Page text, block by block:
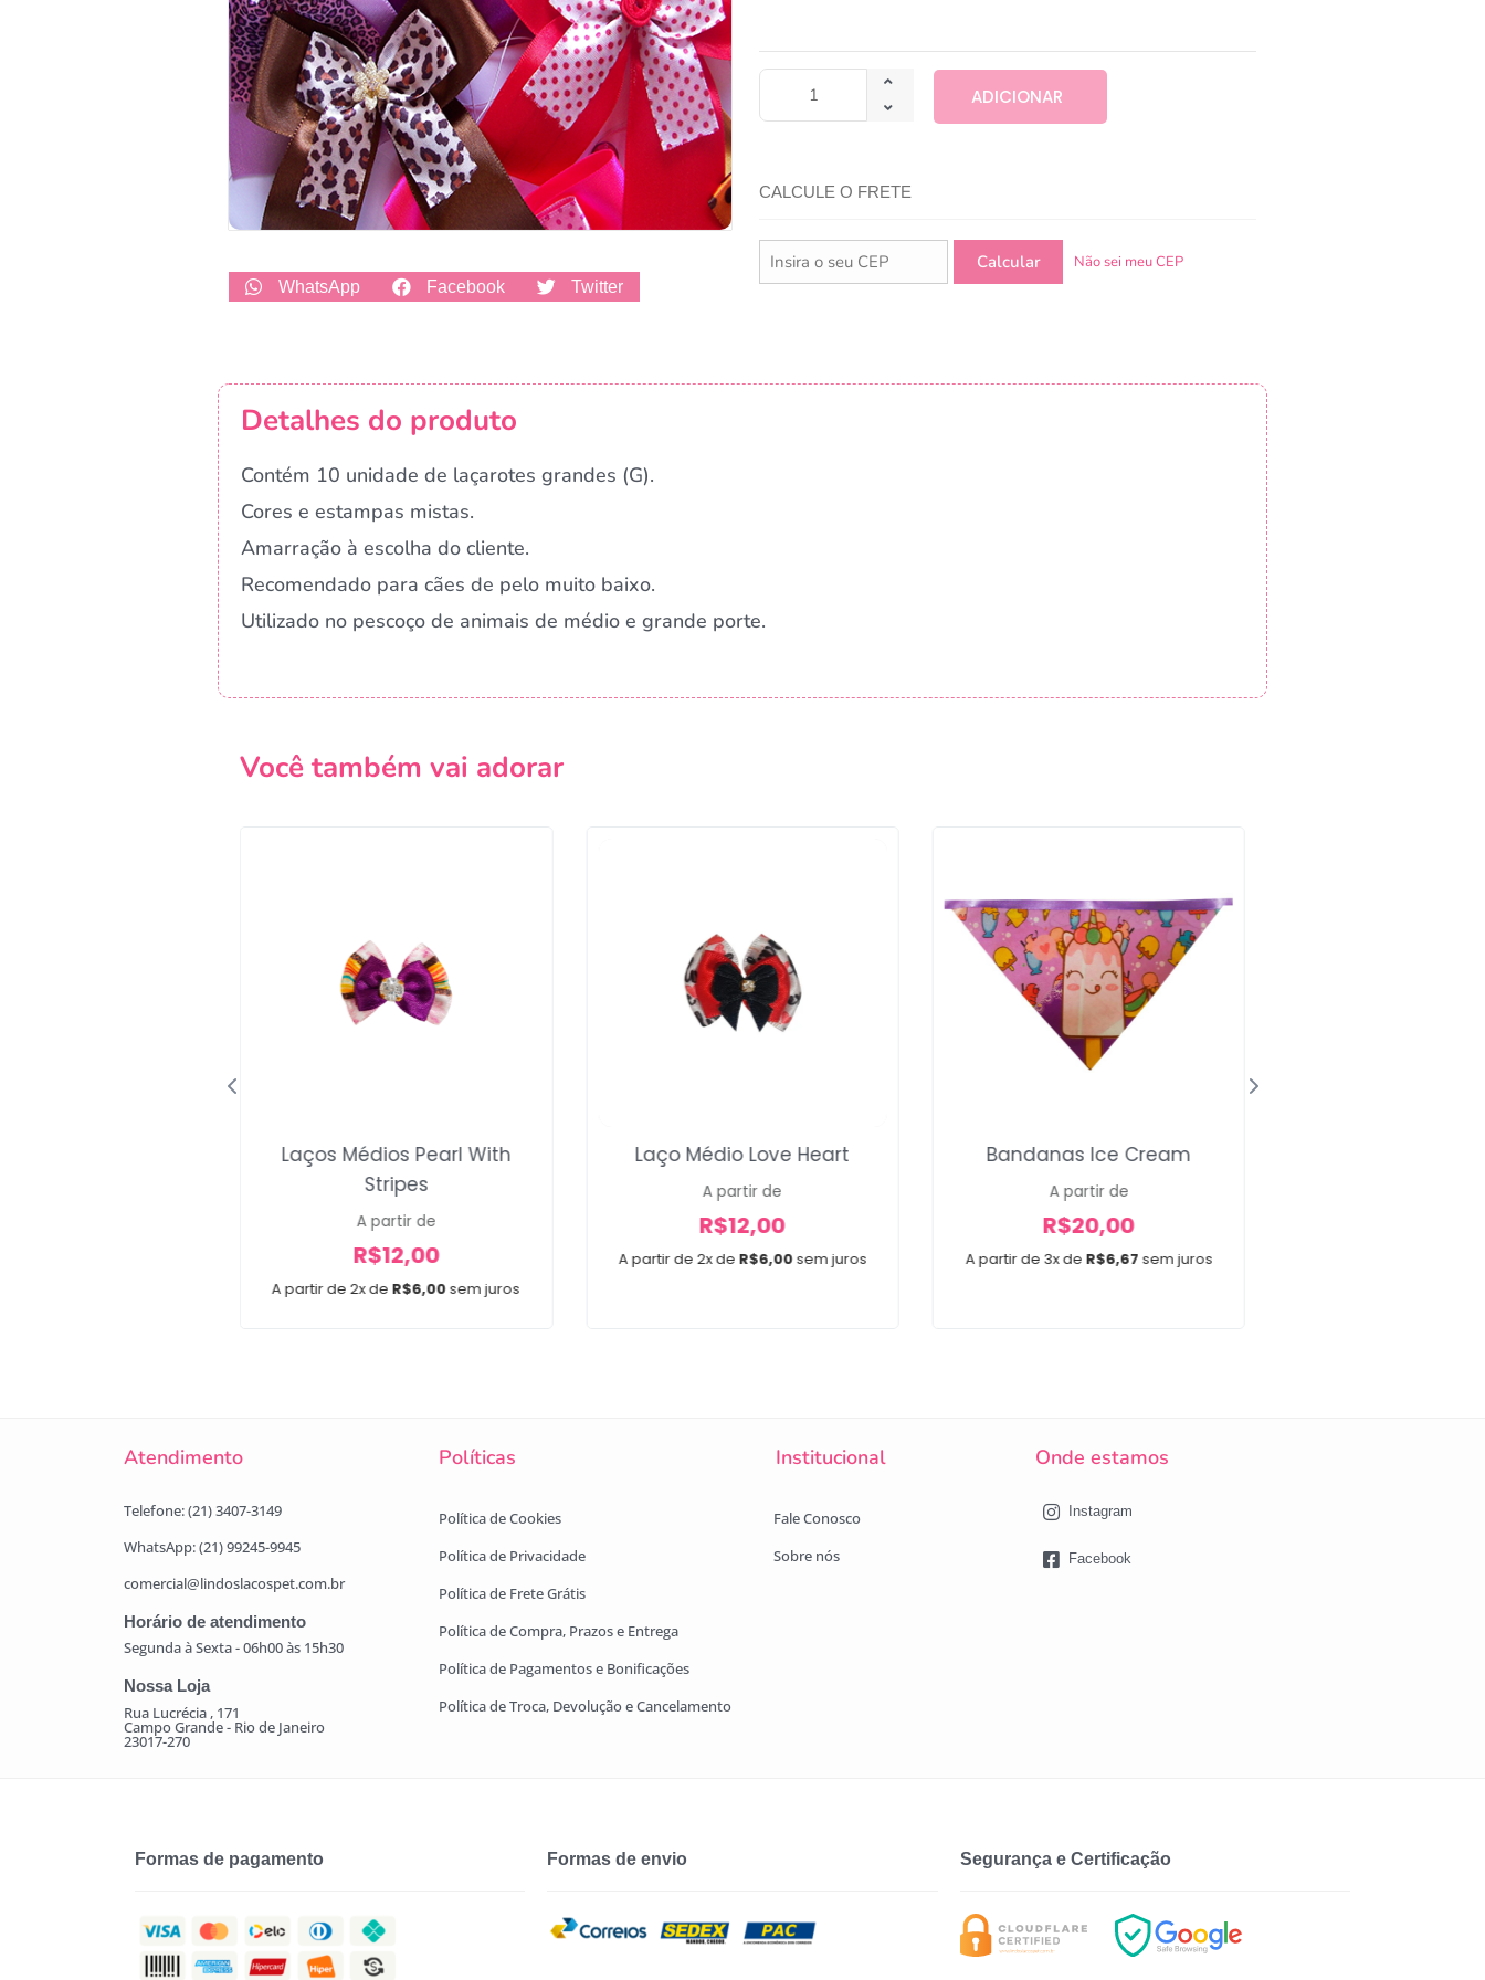
WhatsApp Facebook Twitter
ADICIONAR
CALCULE O FRETE
Não sei meu CEP
Detalhes do produto
Contém 10 unidade de laçarotes grandes (G).
Cores e estampas mistas.
Amarração à escolha do cliente.
Recomendado para cães de pelo muito baixo.
Utilizado no pescoço de animais de médio e grande porte.
Você também vai adorar
A partir de 2x de R$6,00sem juros
Laços Médios Pearl With
Stripes
A partir de
R$12,00 A partir de 2x de R$6,00sem juros
Laço Médio Love Heart
A partir de
R$12,00
A partir de 3x de R$6,67 sem juros
Bandanas Ice Cream
A partir de
R$20,00
Atendimento Políticas Institucional Onde estamos
Telefone: (21) 3407-3149
WhatsApp: (21) 99245-9945
comercial@lindoslacospet.com.br
Horário de atendimento
Segunda à Sexta - 06h00 às 15h30
Nossa Loja
Rua Lucrécia , 171
Campo Grande - Rio de Janeiro
23017-270
Política de Cookies
Política de Privacidade
Política de Frete Grátis
Política de Compra, Prazos e Entrega
Política de Pagamentos e Bonificações
Política de Troca, Devolução e Cancelamento
Fale Conosco
Sobre nós
Instagram
Facebook
Formas de pagamento Formas de envio Segurança e Certificação